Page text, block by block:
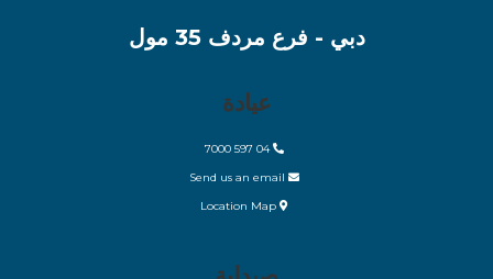
دبي - فرع مردف 35 مول
عيادة
04 597 7000
Location Map